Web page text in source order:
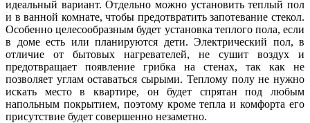
идеальный вариант. Отдельно можно установить теплый пол
и в ванной комнате, чтобы предотвратить запотевание стекол.
Особенно целесообразным будет установка теплого пола, если
в доме есть или планируются дети. Электрический пол, в
отличие от бытовых нагревателей, не сушит воздух и
предотвращает появление грибка на стенах, так как не
позволяет углам оставаться сырыми. Теплому полу не нужно
искать место в квартире, он будет спрятан под любым
напольным покрытием, поэтому кроме тепла и комфорта его
присутствие будет совершенно незаметно.